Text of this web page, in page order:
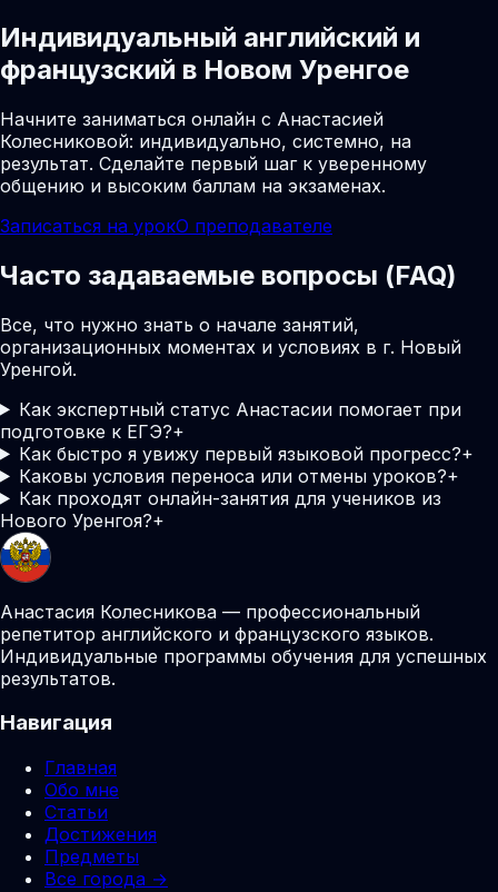
Индивидуальный английский и
французский в Новом Уренгое
Начните заниматься онлайн с Анастасией
Колесниковой: индивидуально, системно, на
результат. Сделайте первый шаг к уверенному
общению и высоким баллам на экзаменах.
Записаться на урокО преподавателе
Часто задаваемые вопросы (FAQ)
Все, что нужно знать о начале занятий,
организационных моментах и условиях в г. Новый
Уренгой.
Как экспертный статус Анастасии помогает при
подготовке к ЕГЭ?+
Как быстро я увижу первый языковой прогресс?+
Каковы условия переноса или отмены уроков?+
Как проходят онлайн-занятия для учеников из
Нового Уренгоя?+
Анастасия Колесникова — профессиональный
репетитор английского и французского языков.
Индивидуальные программы обучения для успешных
результатов.
Навигация
Главная
Обо мне
Статьи
Достижения
Предметы
Все города →